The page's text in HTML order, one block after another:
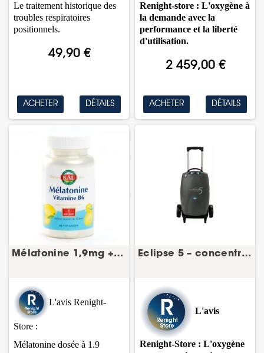
49,90 €
Le traitement historique des
troubles respiratoires
positionnels.
ACHETER DÉTAILS
2 459,00 €
Renight-store : L'oxygène à
la demande avec la
performance et la liberté
d'utilisation.
ACHETER DÉTAILS
Mélatonine 1,9mg + vitamine B6 60 losanges...
L'avis Renight-
Store :
Mélatonine dosée à 1.9
Eclipse 5 – concentrateur d’oxygène portable –...
L'avis
Renight-Store : L'oxygène